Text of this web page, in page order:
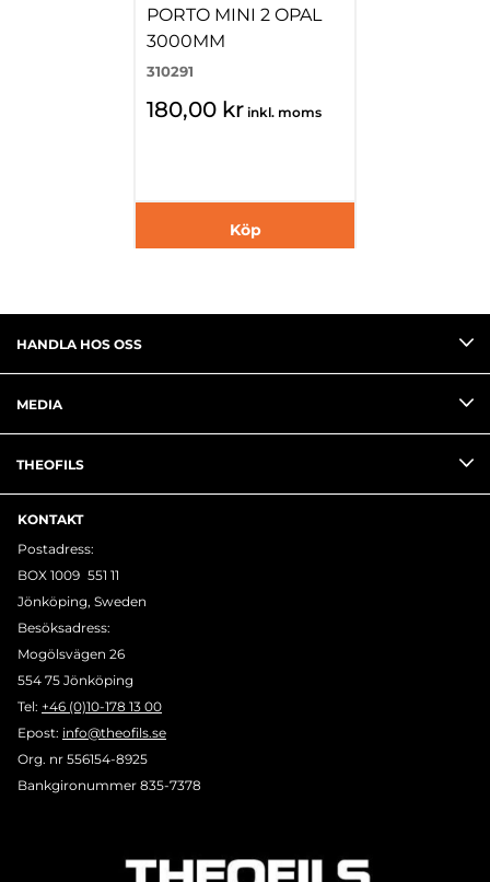
PORTO MINI 2 OPAL
3000MM
310291
180,00 kr inkl. moms
Köp
HANDLA HOS OSS
MEDIA
THEOFILS
KONTAKT
Postadress:
BOX 1009 551 11
Jönköping, Sweden
Besöksadress:
Mogölsvägen 26
554 75 Jönköping
Tel: +46 (0)10-178 13 00
Epost: info@theofils.se
Org. nr 556154-8925
Bankgironummer 835-7378